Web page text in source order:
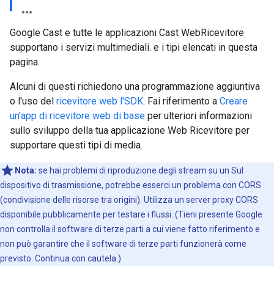
Google Cast e tutte le applicazioni Cast WebRicevitore
supportano i servizi multimediali. e i tipi elencati in questa
pagina.
Alcuni di questi richiedono una programmazione aggiuntiva
o l'uso del ricevitore web l'SDK. Fai riferimento a Creare
un'app di ricevitore web di base per ulteriori informazioni
sullo sviluppo della tua applicazione Web Ricevitore per
supportare questi tipi di media.
Nota: se hai problemi di riproduzione degli stream su un Sul
dispositivo di trasmissione, potrebbe esserci un problema con CORS
(condivisione delle risorse tra origini). Utilizza un server proxy CORS
disponibile pubblicamente per testare i flussi. (Tieni presente Google
non controlla il software di terze parti a cui viene fatto riferimento e
non può garantire che il software di terze parti funzionerà come
previsto. Continua con cautela.)